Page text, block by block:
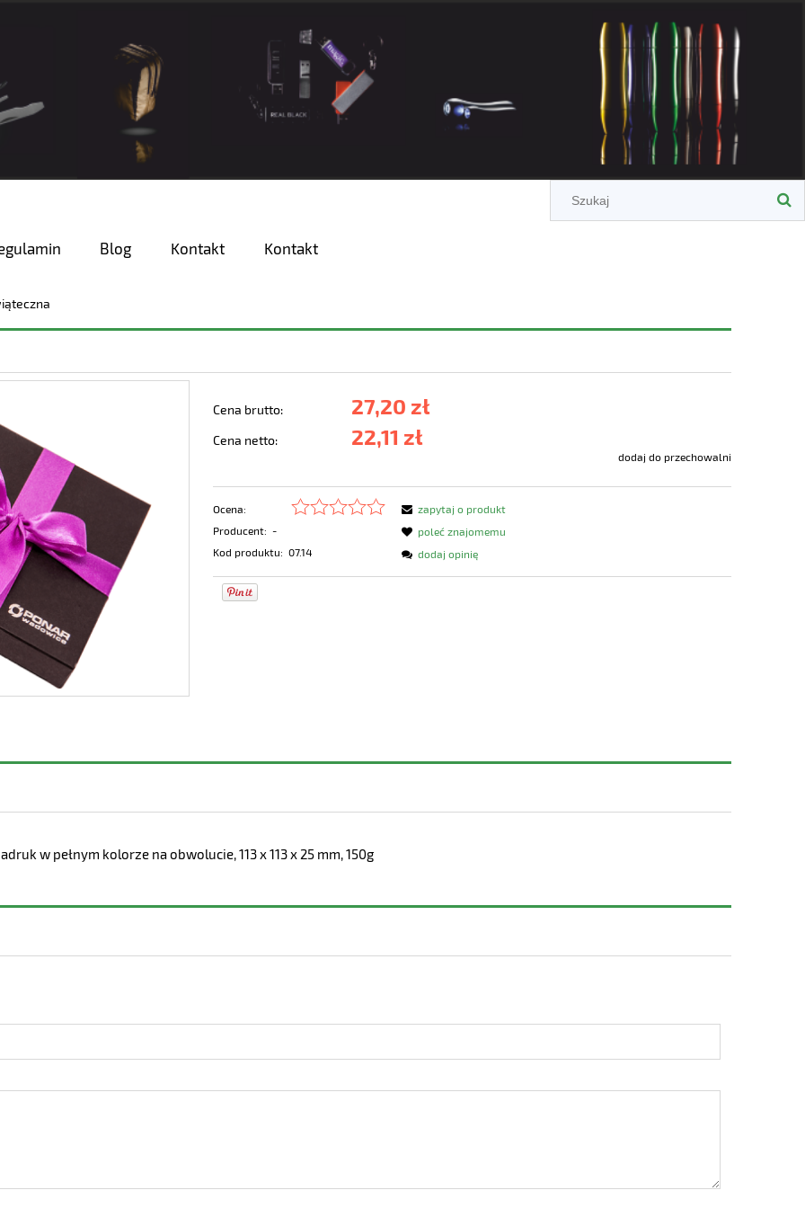
Blog Kontakt Kontakt
Cena brutto: 27,20 zł
Cena netto: 22,11 zł
dodaj do przechowalni
Ocena:
Producent: -
Kod produktu: 07.14
zapytaj o produkt
poleć znajomemu
dodaj opinię
w pełnym kolorze na obwolucie, 113 x 113 x 25 mm, 150g